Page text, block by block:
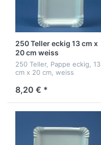
250 Teller eckig 13 cm x
20 cm weiss
250 Teller, Pappe eckig, 13
cm x 20 cm, weiss
8,20 € *